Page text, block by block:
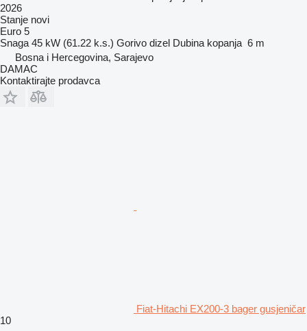
2026
Stanje novi
Euro 5
Snaga 45 kW (61.22 k.s.) Gorivo dizel Dubina kopanja 6 m
Bosna i Hercegovina, Sarajevo
DAMAC
Kontaktirajte prodavca
Fiat-Hitachi EX200-3 bager gusjeničar
10